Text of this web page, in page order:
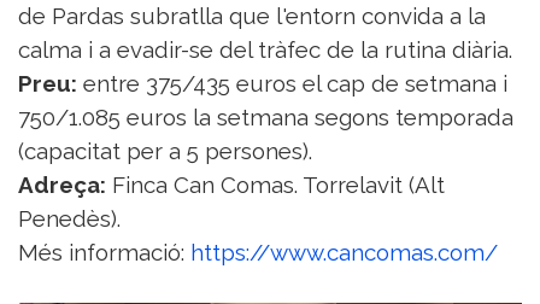
de Pardas subratlla que l'entorn convida a la
calma i a evadir-se del tràfec de la rutina diària.
Preu: entre 375/435 euros el cap de setmana i
750/1.085 euros la setmana segons temporada
(capacitat per a 5 persones).
Adreça: Finca Can Comas. Torrelavit (Alt
Penedès).
Més informació: https://www.cancomas.com/